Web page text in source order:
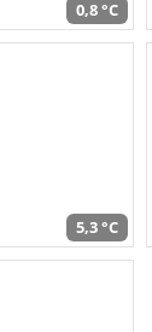
0,8 °C
5,3 °C